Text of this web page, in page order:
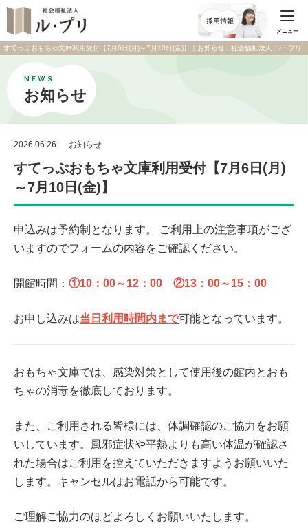
メニュー
すてっぷおもちゃ文庫利用受付【7月6日(月)～7月10日(金)】｜お知らせ | 社会福祉法人 ル・プリ
NEWS
お知らせ
2026.06.26 お知らせ
すてっぷおもちゃ文庫利用受付【7月6日(月)
～7月10日(金)】
申込みは予約制となります。 ご利用上の注意事項がござ
いますのでフォームの内容をご確認ください。
開館時間： ①10：00～12：00 ②13：00～15：00
お申し込みは当日利用時間内まで可能となっています。
おもちゃ文庫では、感染対策として使用後の館内とおも
ちゃの消毒を徹底しております。
また、ご利用される皆様には、体調確認のご協力をお願
いしています。風邪症状や平熱よりも高い体温が確認さ
れた場合はご利用を控えていただきますようお願いいた
します。キャンセルはお電話から可能です。
ご理解ご協力のほどよろしくお願いいたします。